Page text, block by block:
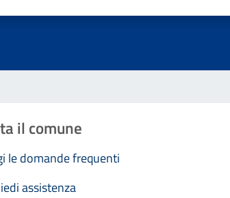
il comune
le domande frequenti
assistenza